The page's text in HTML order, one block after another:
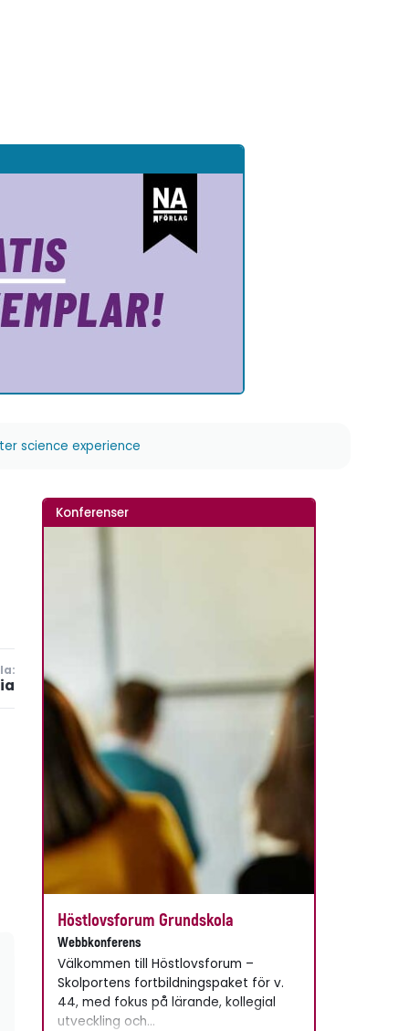
science experience
Konferenser
Höstlovsforum Grundskola
Webbkonferens
Välkommen till Höstlovsforum –
Skolportens fortbildningspaket för v.
44, med fokus på lärande, kollegial
utveckling och…